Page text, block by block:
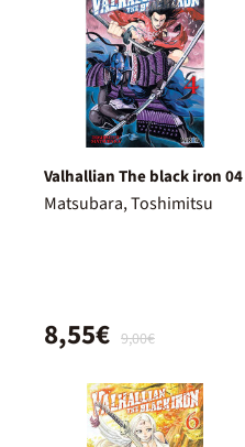
Valhallian The black iron 04
Matsubara, Toshimitsu
9,00€
8,55€